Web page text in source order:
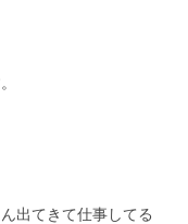
出てきて仕事してる